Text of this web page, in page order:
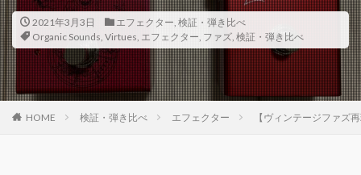
2021年3月3日 エフェクター, 検証・弾き比べ
Organic Sounds, Virtues, エフェクター, ファズ, 検証・弾き比べ
HOME 検証・弾き比べ エフェクター 【ヴィンテージファズ